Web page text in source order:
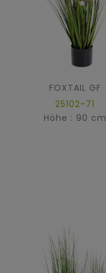
FOXTAIL GF
25102-71
Höhe : 90 cm